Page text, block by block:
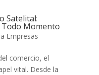
Satelital:
Momento
Empresas
comercio, el
vital. Desde la